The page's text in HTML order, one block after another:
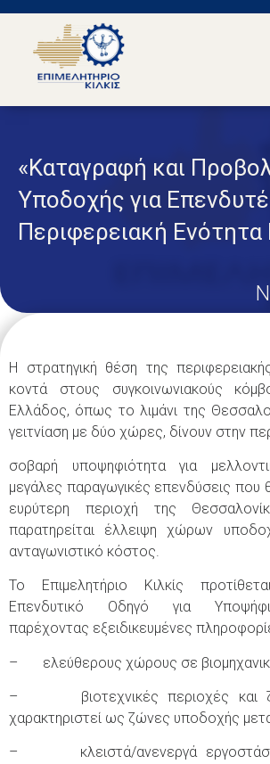
«Καταγραφή και
Υποδοχής για
Περιφερειακή Ενότητα
Η στρατηγική θέση της
κοντά στους συγκοινωνιακούς
Ελλάδος, όπως το λιμάνι της
γειτνίαση με δύο χώρες, δίνουν στην
σοβαρή υποψηφιότητα για
μεγάλες παραγωγικές επενδύσεις που
ευρύτερη περιοχή της
παρατηρείται έλλειψη χώρων
ανταγωνιστικό κόστος.
Το Επιμελητήριο Κιλκίς
Επενδυτικό Οδηγό για
παρέχοντας εξειδικευμένες
– ελεύθερους χώρους σε
– βιοτεχνικές περιοχές και
χαρακτηριστεί ως ζώνες υποδοχής
– κλειστά/ανενεργά